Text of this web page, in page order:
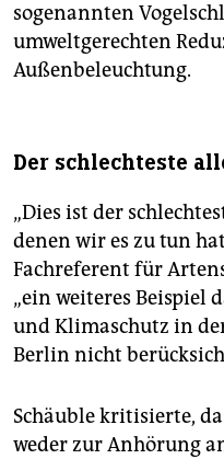
sogenannten
umweltgerechten
Außenbeleuchtung.
Der schlechteste
„Dies ist der
denen wir es zu tun
Fachreferent für
„ein weiteres Beispiel
und Klimaschutz in
Berlin nicht
Schäuble kritisierte,
weder zur Anhörung